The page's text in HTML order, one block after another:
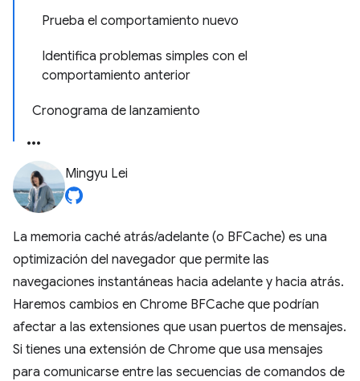
Prueba el comportamiento nuevo
Identifica problemas simples con el
comportamiento anterior
Cronograma de lanzamiento
Mingyu Lei
La memoria caché atrás/adelante (o BFCache) es una
optimización del navegador que permite las
navegaciones instantáneas hacia adelante y hacia atrás.
Haremos cambios en Chrome BFCache que podrían
afectar a las extensiones que usan puertos de mensajes.
Si tienes una extensión de Chrome que usa mensajes
para comunicarse entre las secuencias de comandos de